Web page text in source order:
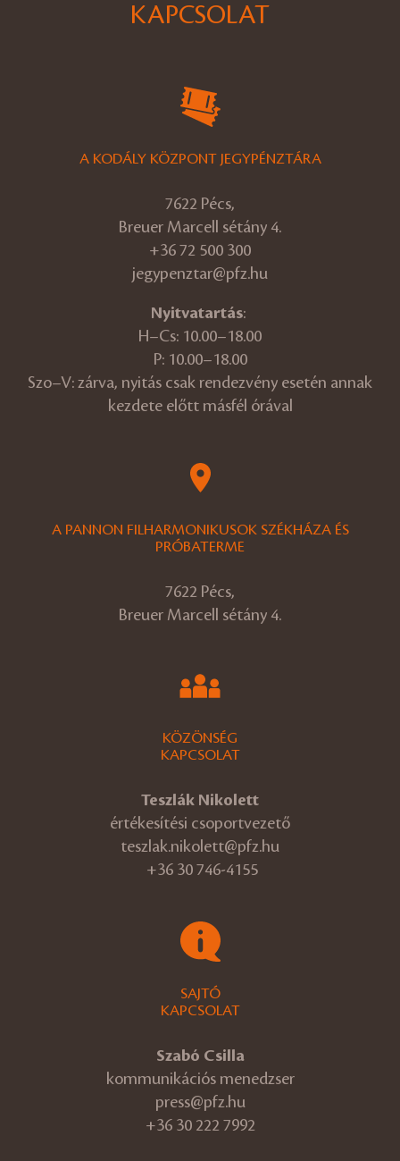
KAPCSOLAT
A KODÁLY KÖZPONT JEGYPÉNZTÁRA
7622 Pécs,
Breuer Marcell sétány 4.
+36 72 500 300
jegypenztar@pfz.hu
Nyitvatartás:
H–Cs: 10.00–18.00
P: 10.00–18.00
Szo–V: zárva, nyitás csak rendezvény esetén annak
kezdete előtt másfél órával
A PANNON FILHARMONIKUSOK SZÉKHÁZA ÉS
PRÓBATERME
7622 Pécs,
Breuer Marcell sétány 4.
KÖZÖNSÉG
KAPCSOLAT
Teszlák Nikolett
értékesítési csoportvezető
teszlak.nikolett@pfz.hu
+36 30 746-4155
SAJTÓ
KAPCSOLAT
Szabó Csilla
kommunikációs menedzser
press@pfz.hu
+36 30 222 7992